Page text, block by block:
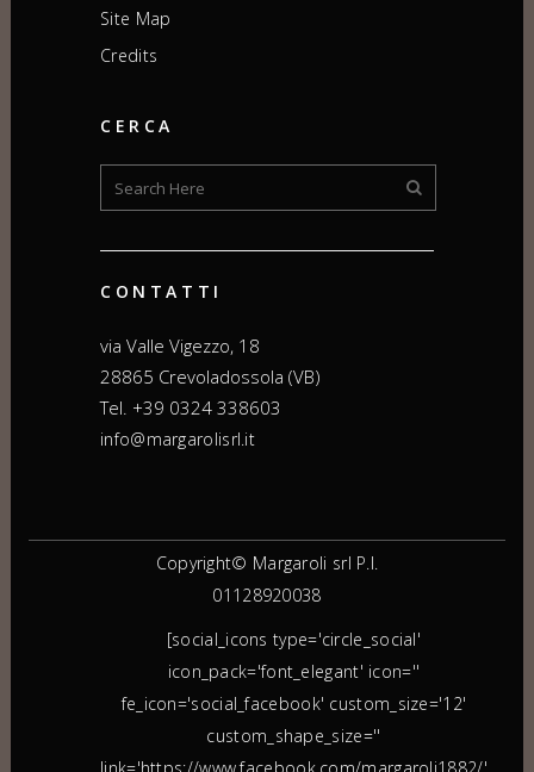
Site Map
Credits
CERCA
CONTATTI
via Valle Vigezzo, 18
28865 Crevoladossola (VB)
Tel. +39 0324 338603
info@margarolisrl.it
Copyright© Margaroli srl P.I.
01128920038
[social_icons type='circle_social'
icon_pack='font_elegant' icon=''
fe_icon='social_facebook' custom_size='12'
custom_shape_size=''